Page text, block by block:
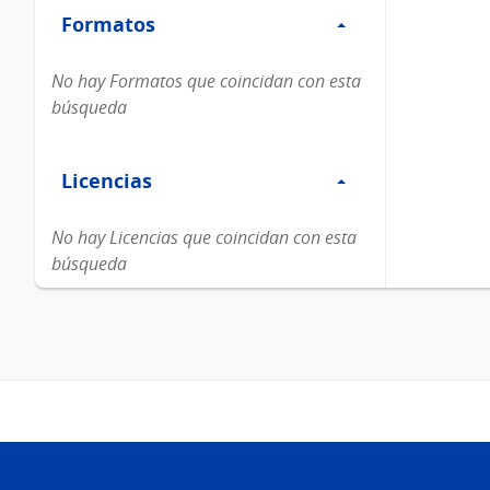
Formatos
Formatos
No hay Formatos que coincidan con esta
búsqueda
Licencias
Licencias
No hay Licencias que coincidan con esta
búsqueda